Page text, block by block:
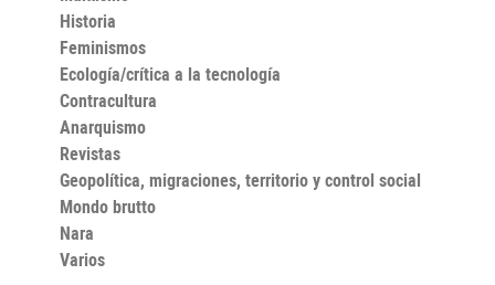
Historia
Feminismos
Ecología/crítica a la tecnología
Contracultura
Anarquismo
Revistas
Geopolítica, migraciones, territorio y control social
Mondo brutto
Nara
Varios